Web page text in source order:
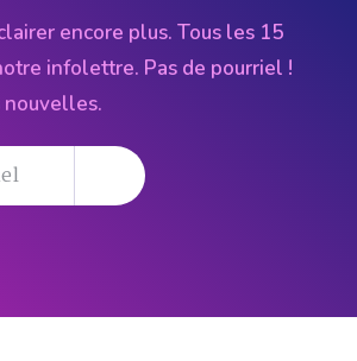
encore plus. Tous les 15
infolettre. Pas de pourriel !